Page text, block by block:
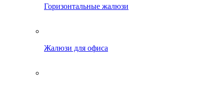
Горизонтальные жалюзи
Жалюзи для офиса